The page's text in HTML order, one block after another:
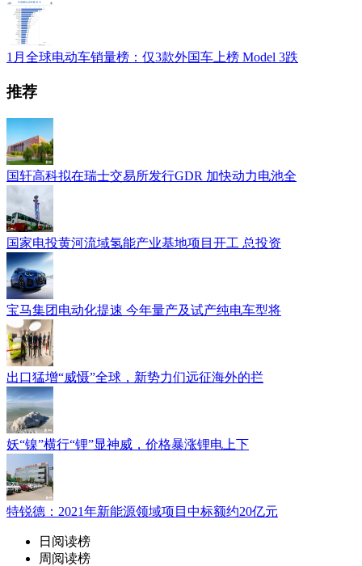
1月全球电动车销量榜：仅3款外国车上榜 Model 3跌
推荐
国轩高科拟在瑞士交易所发行GDR 加快动力电池全
国家电投黄河流域氢能产业基地项目开工 总投资
宝马集团电动化提速 今年量产及试产纯电车型将
出口猛增“威慑”全球，新势力们远征海外的拦
妖“镍”横行“锂”显神威，价格暴涨锂电上下
特锐德：2021年新能源领域项目中标额约20亿元
日阅读榜
周阅读榜